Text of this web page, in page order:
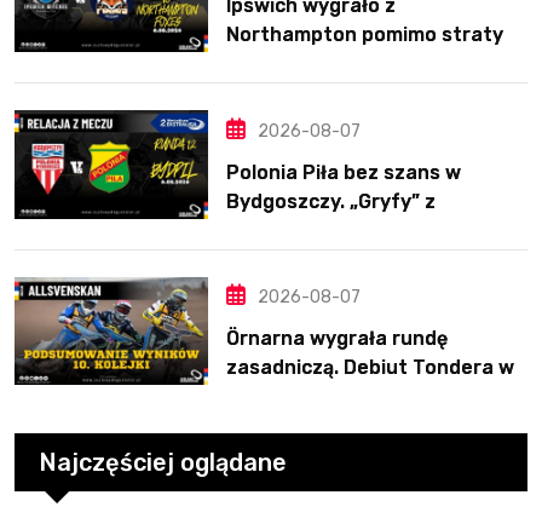
Ipswich wygrało z
Northampton pomimo straty
2026-08-07
Polonia Piła bez szans w
Bydgoszczy. „Gryfy” z
2026-08-07
Örnarna wygrała rundę
zasadniczą. Debiut Tondera w
Najczęściej oglądane